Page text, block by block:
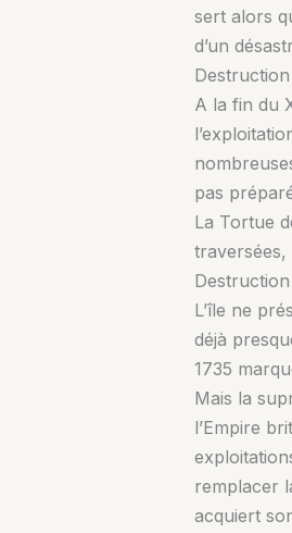
sert alors
d’un
A la fin du
pas
La Tortue
traversées,
L’île ne
déjà
1735
Mais la
l’Empire
remplacer
acquiert